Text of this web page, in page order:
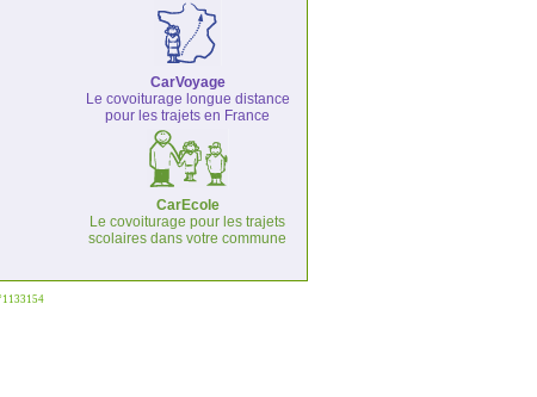
CarVoyage
Le covoiturage longue distance
pour les trajets en France
CarEcole
Le covoiturage pour les trajets
scolaires dans votre commune